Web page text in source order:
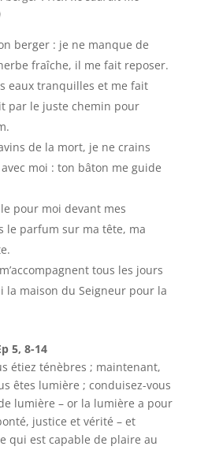
berger : je ne manque de
fraîche, il me fait reposer.
eaux tranquilles et me fait
par le juste chemin pour
de la mort, je ne crains
moi : ton bâton me guide
pour moi devant mes
le parfum sur ma tête, ma
tous les jours
la maison du Seigneur pour la
5, 8-14
étiez ténèbres ; maintenant,
êtes lumière ; conduisez-vous
lumière – or la lumière a pour
justice et vérité – et
qui est capable de plaire au